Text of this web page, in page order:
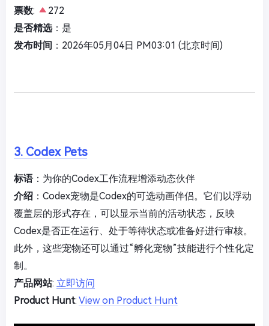
票数:
272
是否精选：是
发布时间 ：2026年05月04日 PM03:01 (北京时间)
3. Codex Pets
标语：为你的Codex工作流程增添动态伙伴
介绍 ：Codex宠物是Codex的可选动画伴侣。它们以浮动
覆盖层的形式存在，可以显示当前的活动状态，反映
Codex是否正在运行、处于等待状态或准备好进行审核。
此外，这些宠物还可以通过“孵化宠物”技能进行个性化定
制。
产品网站: 立即访问
Product Hunt: View on Product Hunt